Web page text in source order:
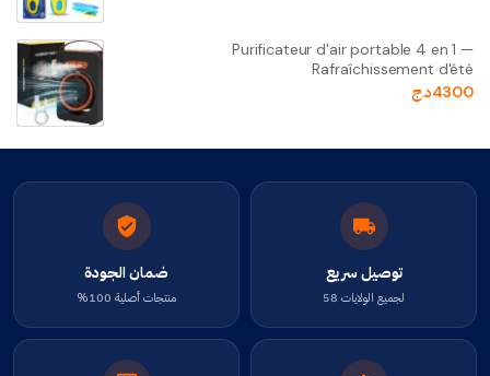
Purificateur d'air portable 4 en 1 —
Rafraîchissement d'été
4300د.ج
توصيل سريع
لجميع الولايات 58
ضمان الجودة
منتجات أصلية 100%